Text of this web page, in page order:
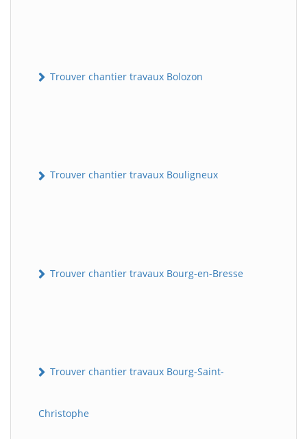
Trouver chantier travaux Bolozon
Trouver chantier travaux Bouligneux
Trouver chantier travaux Bourg-en-Bresse
Trouver chantier travaux Bourg-Saint-
Christophe